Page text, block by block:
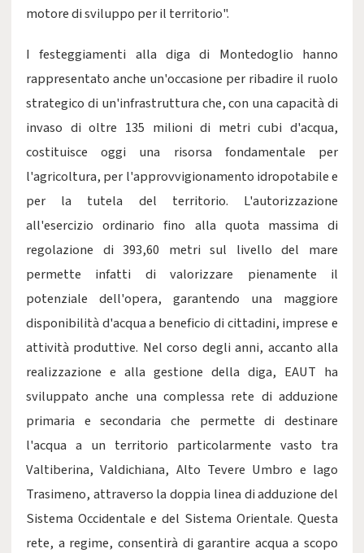
motore di sviluppo per il territorio".
I festeggiamenti alla diga di Montedoglio hanno
rappresentato anche un'occasione per ribadire il ruolo
strategico di un'infrastruttura che, con una capacità di
invaso di oltre 135 milioni di metri cubi d'acqua,
costituisce oggi una risorsa fondamentale per
l'agricoltura, per l'approvvigionamento idropotabile e
per la tutela del territorio. L'autorizzazione
all'esercizio ordinario fino alla quota massima di
regolazione di 393,60 metri sul livello del mare
permette infatti di valorizzare pienamente il
potenziale dell'opera, garantendo una maggiore
disponibilità d'acqua a beneficio di cittadini, imprese e
attività produttive. Nel corso degli anni, accanto alla
realizzazione e alla gestione della diga, EAUT ha
sviluppato anche una complessa rete di adduzione
primaria e secondaria che permette di destinare
l'acqua a un territorio particolarmente vasto tra
Valtiberina, Valdichiana, Alto Tevere Umbro e lago
Trasimeno, attraverso la doppia linea di adduzione del
Sistema Occidentale e del Sistema Orientale. Questa
rete, a regime, consentirà di garantire acqua a scopo